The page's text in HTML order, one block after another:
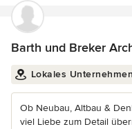
Barth und Breker
Lokales Unternehmen
Ob Neubau, Altbau &
viel Liebe zum Detail